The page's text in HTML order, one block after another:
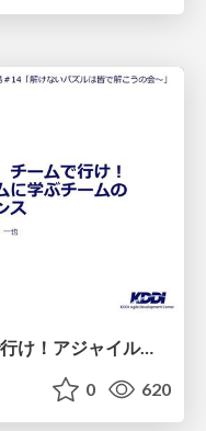
遠くへ行きたければ、チームで行け！ アジャイルとスクラムに学ぶチームの 成長のためのエッセンス
0 620